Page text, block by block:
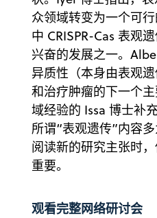
众领域转变为一个可
中 CRISPR-Cas 表观
兴奋的发展之一。
异质性（本身由表观
和治疗肿瘤的下一个
域经验的 Issa 博士补
所谓“表观遗传”内容
阅读新的研究主张时
重要。
观看完整网络研讨会